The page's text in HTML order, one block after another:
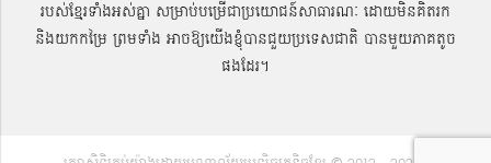
របស់ខ្មែរទាំងអស់គ្នា សម្រាប់បម្រើជាប្រយោជន៍សាធារណៈ ដោយមិនគិតរក
និងយកកម្រៃ ព្រមទាំង អាចឱ្យយើងខ្ញុំបានជួយប្រទេសជាតិ បានមួយភាគតូច
ផងដែរ។